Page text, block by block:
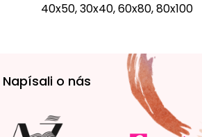
40x50, 30x40, 60x80, 80x100
Napísali o nás